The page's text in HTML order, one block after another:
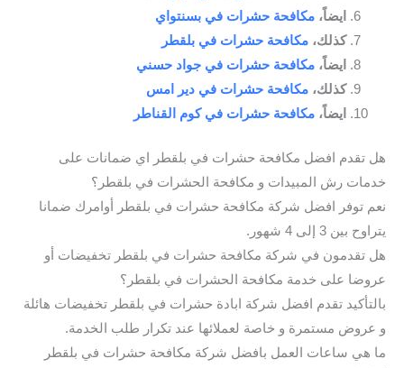
ايضاً، مكافحة حشرات في بسنتواي
كذلك، مكافحة حشرات في بلقطر
ايضاً، مكافحة حشرات في جواد حسني
كذلك، مكافحة حشرات في دير امس
ايضاً، مكافحة حشرات في كوم القناطر
هل تقدم افضل مكافحة حشرات في بلقطر اي ضمانات على
خدمات رش المبيدات و مكافحة الحشرات في بلقطر؟
نعم توفر افضل شركة مكافحة حشرات في بلقطر أوامرك ضمانا
يتراوح بين 3 إلى 4 شهور.
هل تقدمون في شركة مكافحة حشرات في بلقطر تخفيضات أو
عروضا على خدمة مكافحة الحشرات في بلقطر؟
بالتأكيد تقدم افضل شركة ابادة حشرات في بلقطر تخفيضات هائلة
و عروض مستمرة و خاصة لعملائها عند تكرار طلب الخدمة.
ما هي ساعات العمل بافضل شركة مكافحة حشرات في بلقطر